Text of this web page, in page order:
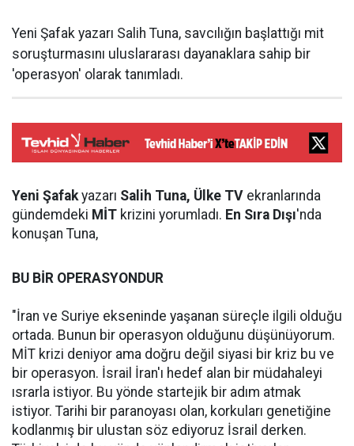
Yeni Şafak yazarı Salih Tuna, savcılığın başlattığı mit
soruşturmasını uluslararası dayanaklara sahip bir
'operasyon' olarak tanımladı.
Yeni Şafak yazarı Salih Tuna, Ülke TV ekranlarında
gündemdeki MİT krizini yorumladı. En Sıra Dışı'nda
konuşan Tuna,
BU BİR OPERASYONDUR
"İran ve Suriye ekseninde yaşanan süreçle ilgili olduğu
ortada. Bunun bir operasyon olduğunu düşünüyorum.
MİT krizi deniyor ama doğru değil siyasi bir kriz bu ve
bir operasyon. İsrail İran'ı hedef alan bir müdahaleyi
ısrarla istiyor. Bu yönde startejik bir adım atmak
istiyor. Tarihi bir paranoyası olan, korkuları genetiğine
kodlanmış bir ulustan söz ediyoruz İsrail derken.